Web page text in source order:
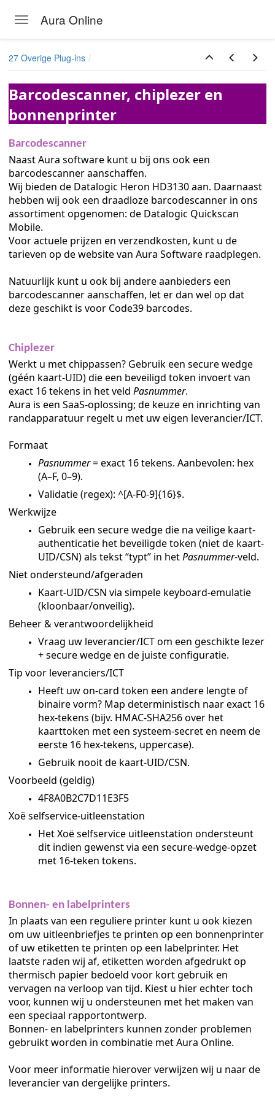
Toggle navigation
Aura Online
27 Overige Plug-ins
Barcodescanner, chiplezer en
bonnenprinter
Barcodescanner
Naast Aura software kunt u bij ons ook een
barcodescanner aanschaffen.
Wij bieden de Datalogic Heron HD3130 aan. Daarnaast
hebben wij ook een draadloze barcodescanner in ons
assortiment opgenomen: de Datalogic Quickscan
Mobile.
Voor actuele prijzen en verzendkosten, kunt u de
tarieven op de website van Aura Software raadplegen.
Natuurlijk kunt u ook bij andere aanbieders een
barcodescanner aanschaffen, let er dan wel op dat
deze geschikt is voor Code39 barcodes.
Chiplezer
Werkt u met chippassen? Gebruik een secure wedge
(géén kaart-UID) die een beveiligd token invoert van
exact 16 tekens in het veld Pasnummer.
Aura is een SaaS-oplossing; de keuze en inrichting van
randapparatuur regelt u met uw eigen leverancier/ICT.
Formaat
Pasnummer= exact 16 tekens. Aanbevolen: hex
(A–F, 0–9).
Validatie (regex): ^[A-F0-9]{16}$.
Werkwijze
Gebruik een secure wedge die na veilige kaart-
authenticatie het beveiligde token (niet de kaart-
UID/CSN) als tekst “typt” in hetPasnummer-veld.
Niet ondersteund/afgeraden
Kaart-UID/CSN via simpele keyboard-emulatie
(kloonbaar/onveilig).
Beheer & verantwoordelijkheid
Vraag uw leverancier/ICT om een geschikte lezer
+ secure wedge en de juiste configuratie.
Tip voor leveranciers/ICT
Heeft uw on-card token een andere lengte of
binaire vorm? Map deterministisch naar exact 16
hex-tekens (bijv. HMAC-SHA256 over het
kaarttoken met een systeem-secret en neem de
eerste 16 hex-tekens, uppercase).
Gebruik nooit de kaart-UID/CSN.
Voorbeeld (geldig)
4F8A0B2C7D11E3F5
Xoë selfservice-uitleenstation
Het Xoë selfservice uitleenstation ondersteunt
dit indien gewenst via een secure-wedge-opzet
met 16-teken tokens.
Bonnen- en labelprinters
In plaats van een reguliere printer kunt u ook kiezen
om uw uitleenbriefjes te printen op een bonnenprinter
of uw etiketten te printen op een labelprinter. Het
laatste raden wij af, etiketten worden afgedrukt op
thermisch papier bedoeld voor kort gebruik en
vervagen na verloop van tijd. Kiest u hier echter toch
voor, kunnen wij u ondersteunen met het maken van
een speciaal rapportontwerp.
Bonnen- en labelprinters kunnen zonder problemen
gebruikt worden in combinatie met Aura Online.
Voor meer informatie hierover verwijzen wij u naar de
leverancier van dergelijke printers.